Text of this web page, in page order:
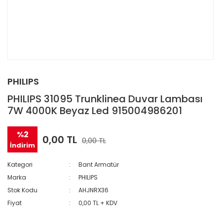
PHILIPS
PHILIPS 31095 Trunklinea Duvar Lambası
7W 4000K Beyaz Led 915004986201
%2
İndirim 0,00 TL 0,00 TL
Kategori
Bant Armatür
Marka
PHILIPS
Stok Kodu
AHJNRX36
Fiyat
0,00 TL + KDV